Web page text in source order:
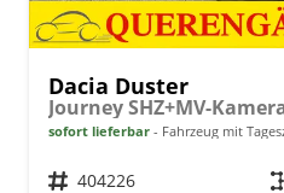
Dacia Duster
sofort lieferbar Fahrzeug mit
Fahrzeugnr. 404226